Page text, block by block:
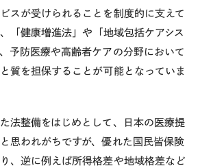
スが受けられることを制度的に支えて
「健康増進法」や「地域包括ケアシス
予防医療や高齢者ケアの分野において
質を担保することが可能となっていま
法整備をはじめとして、日本の医療提
思われがちですが、優れた国民皆保険
、逆に例えば所得格差や地域格差など